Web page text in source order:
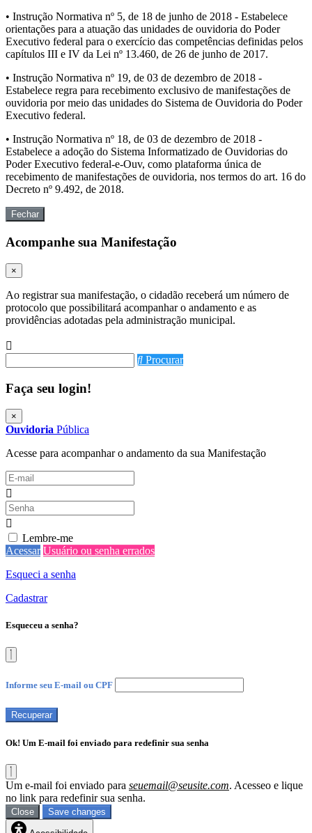
• Instrução Normativa nº 5, de 18 de junho de 2018 - Estabelece
orientações para a atuação das unidades de ouvidoria do Poder
Executivo federal para o exercício das competências definidas pelos
capítulos III e IV da Lei nº 13.460, de 26 de junho de 2017.
• Instrução Normativa nº 19, de 03 de dezembro de 2018 -
Estabelece regra para recebimento exclusivo de manifestações de
ouvidoria por meio das unidades do Sistema de Ouvidoria do Poder
Executivo federal.
• Instrução Normativa nº 18, de 03 de dezembro de 2018 -
Estabelece a adoção do Sistema Informatizado de Ouvidorias do
Poder Executivo federal-e-Ouv, como plataforma única de
recebimento de manifestações de ouvidoria, nos termos do art. 16 do
Decreto nº 9.492, de 2018.
Fechar
Acompanhe sua Manifestação
×
Ao registrar sua manifestação, o cidadão receberá um número de
protocolo que possibilitará acompanhar o andamento e as
providências adotadas pela administração municipal.
Procurar
Faça seu login!
×
Ouvidoria Pública
Acesse para acompanhar o andamento da sua Manifestação
Lembre-me
Acessar Usuário ou senha errados
Esqueci a senha
Cadastrar
Esqueceu a senha?
Informe seu E-mail ou CPF
Recuperar
Ok! Um E-mail foi enviado para redefinir sua senha
Um e-mail foi enviado para seuemail@seusite.com. Acesseo e lique
no link para redefinir sua senha.
Close Save changes